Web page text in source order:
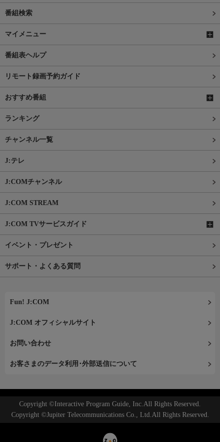
番組検索
マイメニュー
番組表ヘルプ
リモート録画予約ガイド
おすすめ番組
ランキング
チャンネル一覧
J:テレ
J:COMチャンネル
J:COM STREAM
J:COM TVサービスガイド
イベント・プレゼント
サポート・よくある質問
Fun! J:COM
J:COM オフィシャルサイト
お問い合わせ
お客さまのデータ利用･外部送信について
Copyright ©Interactive Program Guide, Inc.All Rights Reserved.
Copyright ©Jupiter Telecommunications Co., Ltd.All Rights Reserved.